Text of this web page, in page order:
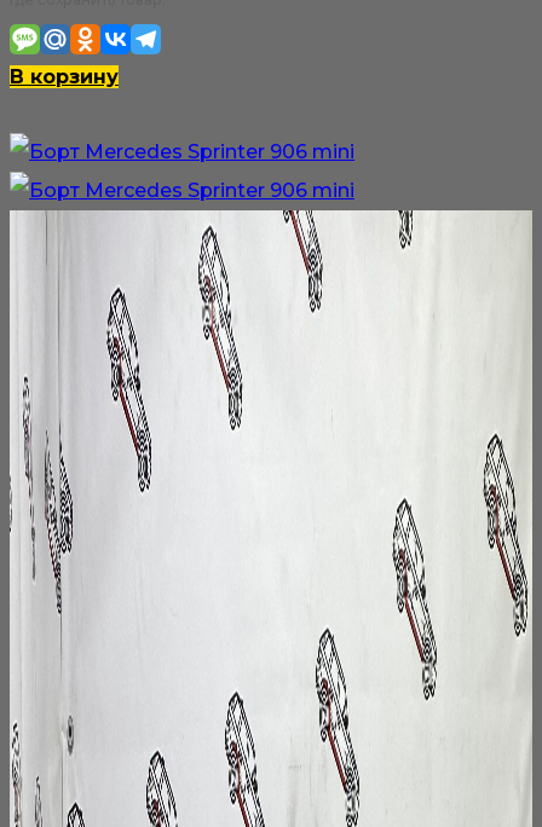
В корзину